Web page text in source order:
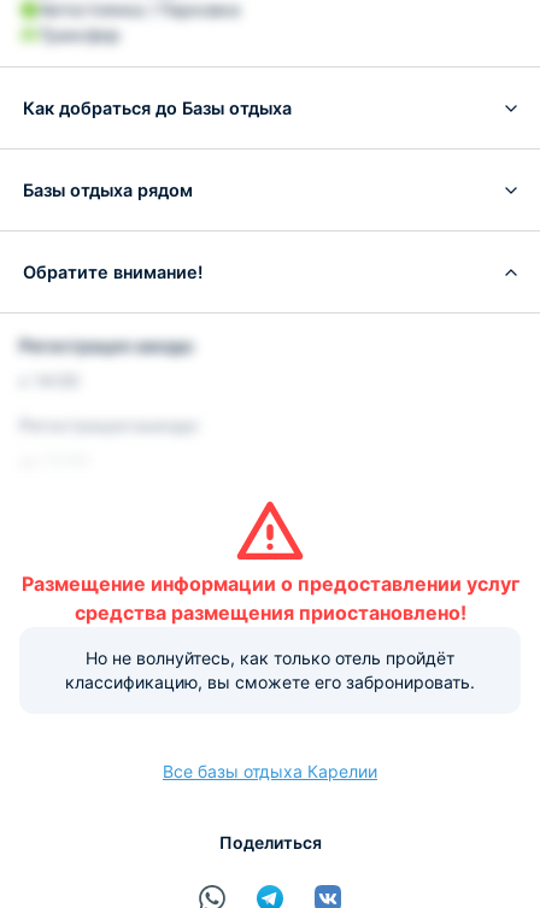
Автостоянка / Парковка
Трансфер
Как добраться до Базы отдыха
Базы отдыха рядом
Обратите внимание!
Регистрация заезда:
Условия и правила проживания:
Допускается размещение домашних животных. Данная
Варианты оплаты, доступные на ресепшене:
наличные.
Размещение информации о предоставлении услуг
средства размещения приостановлено!
Но не волнуйтесь, как только отель пройдёт
классификацию, вы сможете его забронировать.
Все базы отдыха Карелии
Поделиться